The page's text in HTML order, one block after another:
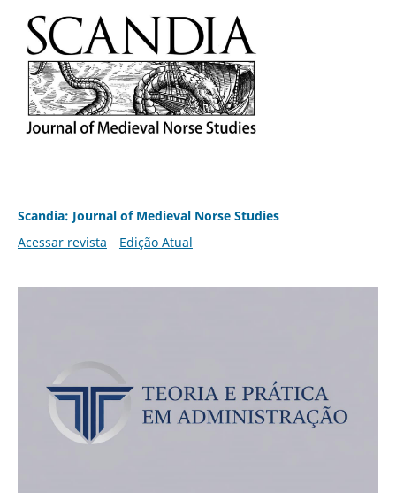
Scandia: Journal of Medieval Norse Studies
Acessar revista
Edição Atual